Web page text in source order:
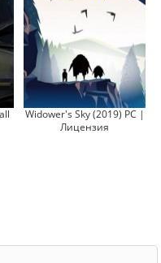
Widower's Sky (2019) PC |
Лицензия